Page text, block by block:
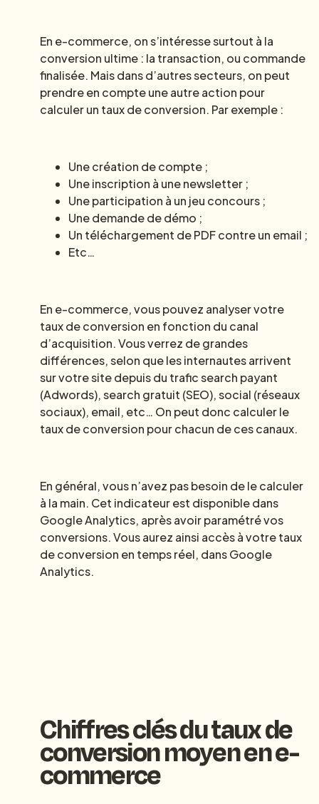
En e-commerce, on s’intéresse surtout à la
conversion ultime : la transaction, ou commande
finalisée. Mais dans d’autres secteurs, on peut
prendre en compte une autre action pour
calculer un taux de conversion. Par exemple :
Une création de compte ;
Une inscription à une newsletter ;
Une participation à un jeu concours ;
Une demande de démo ;
Un téléchargement de PDF contre un email ;
Etc…
En e-commerce, vous pouvez analyser votre
taux de conversion en fonction du canal
d’acquisition. Vous verrez de grandes
différences, selon que les internautes arrivent
sur votre site depuis du trafic search payant
(Adwords), search gratuit (SEO), social (réseaux
sociaux), email, etc… On peut donc calculer le
taux de conversion pour chacun de ces canaux.
En général, vous n’avez pas besoin de le calculer
à la main. Cet indicateur est disponible dans
Google Analytics, après avoir paramétré vos
conversions. Vous aurez ainsi accès à votre taux
de conversion en temps réel, dans Google
Analytics.
Chiffres clés du taux de
conversion moyen en e-
commerce